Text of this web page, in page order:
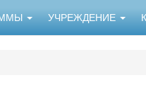
УЧРЕЖДЕНИЕ